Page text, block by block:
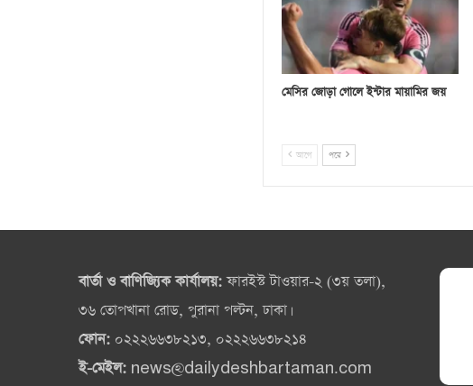
মেসির জোড়া গোলে ইন্টার মায়ামির জয়
আগে পরে
বার্তা ও বাণিজ্যিক কার্যালয়:ফারইস্ট টাওয়ার-২ (৩য় তলা),
৩৬ তোপখানা রোড, পুরানা পল্টন, ঢাকা।
ফোন: ০২২২৬৬৩৮২১৩, ০২২২৬৬৩৮২১৪
ই-মেইল: news@dailydeshbartaman.com